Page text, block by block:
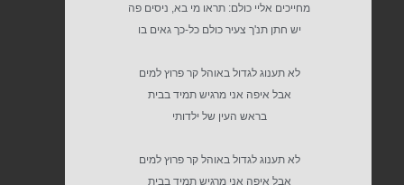
מחייכים אליי כולם: תראו מי בא, ניסים פה
יש חתן תנ'ך צעיר כולם כל-כך גאים בו
לא תענוג לגדול באוהל קר פרוץ למים
אבל איפה אני מרגיש תמיד בבית
בראש העין של ילדותי
לא תענוג לגדול באוהל קר פרוץ למים
אבל איפה אני מרגיש תמיד בבית